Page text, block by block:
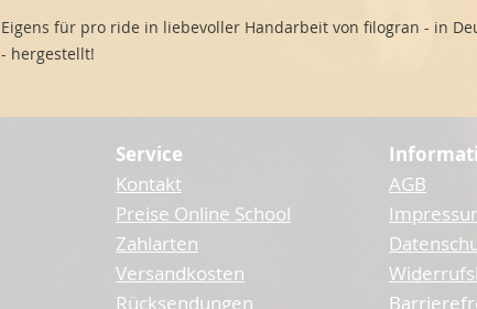
Eigens für pro ride in liebevoller Handarbeit von filogran - in
- hergestellt!
Service
Kontakt
Preise Online School
Zahlarten
Versandkosten
Rücksendungen
AGB